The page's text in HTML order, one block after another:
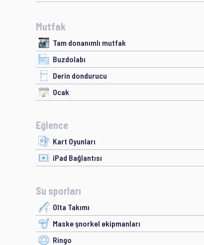
Mutfak
Tam donanımlı mutfak
Buzdolabı
Derin dondurucu
Ocak
Eğlence
Kart Oyunları
iPad Bağlantısı
Su sporları
Olta Takımı
Maske şnorkel ekipmanları
Ringo